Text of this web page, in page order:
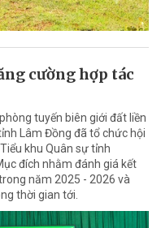
cường hợp tác
tuyến biên giới đất liền
Lâm Đồng đã tổ chức hội
khu Quân sự tỉnh
đích nhằm đánh giá kết
năm 2025 - 2026 và
thời gian tới.